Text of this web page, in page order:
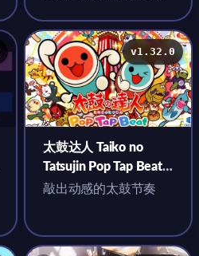
v1.32.0
太鼓达人 Taiko no
Tatsujin Pop Tap Bea‪t‬
for Mac v1.32.0 中文原
敲出动感的太鼓节奏